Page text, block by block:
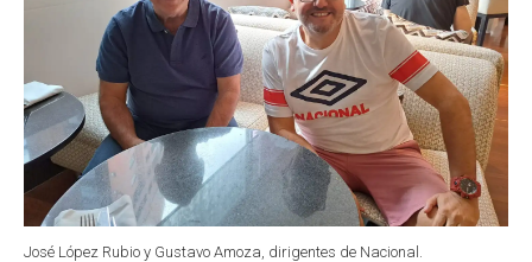
José López Rubio y Gustavo Amoza, dirigentes de Nacional.